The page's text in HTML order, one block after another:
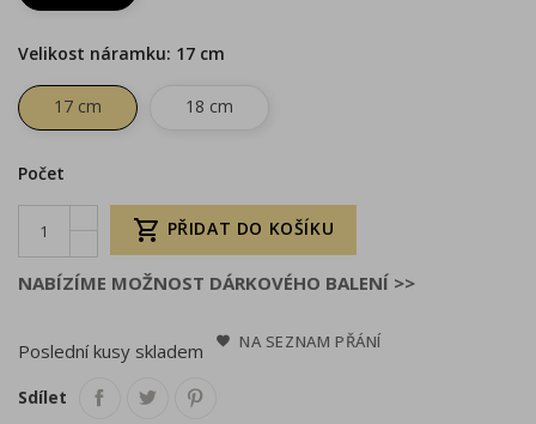
Velikost náramku: 17 cm
17 cm 18 cm
Počet
 PŘIDAT DO KOŠÍKU
NABÍZÍME MOŽNOST DÁRKOVÉHO BALENÍ >>
Poslední kusy skladem NA SEZNAM PŘÁNÍ
Sdílet